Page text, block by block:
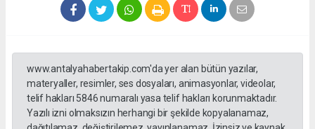
www.antalyahabertakip.com'da yer alan bütün yazılar,
materyaller, resimler, ses dosyaları, animasyonlar, videolar,
telif hakları 5846 numaralı yasa telif hakları korunmaktadır.
Yazılı izni olmaksızın herhangi bir şekilde kopyalanamaz,